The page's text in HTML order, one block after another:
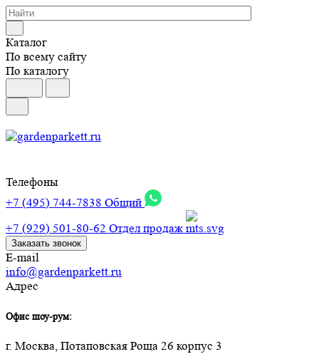
Каталог
По всему сайту
По каталогу
Телефоны
+7 (495) 744-7838 Общий
+7 (929) 501-80-62 Отдел продаж
Заказать звонок
E-mail
info@gardenparkett.ru
Адрес
Офис шоу-рум:
г. Москва, Потаповская Роща 26 корпус 3